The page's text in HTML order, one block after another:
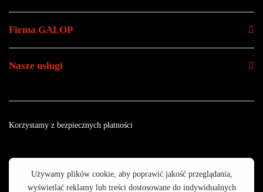
Firma GALOP
Nasze usługi
© 2003 - 2025 GALOP - Wyposażenie Rolnictwa | Wykonanie:
Korzystamy z bezpiecznych płatności